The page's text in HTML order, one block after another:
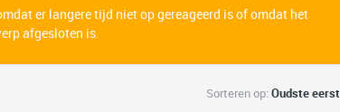
er langere tijd niet op gereageerd is of omdat het
afgesloten is.
Sorteren op:Oudste eerst